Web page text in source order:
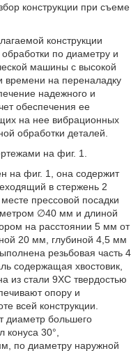
конструкции при съеме
конструкции
по диаметру и
машины с высокой
на переналадку
надежного и
обеспечения ее
на нее вибрационных
обработки деталей.
на фиг. 1.
на фиг. 1, она содержит
в стержень 2
прессовой посадки
∅40 мм и длиной
на расстоянии 5 мм от
20 мм, глубиной 4,5 мм
резьбовая часть 4
содержащая хвостовик,
из стали 9ХС твердостью
опору и
всей конструкции.
диаметр большего
30°,
по диаметру наружной